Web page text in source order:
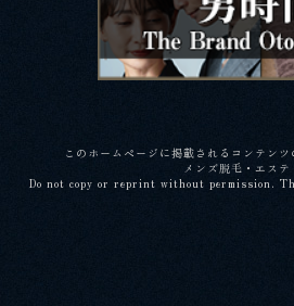
このホームページに掲載されるコンテンツ
メンズ脱毛・エス
Do not copy or reprint without permission.